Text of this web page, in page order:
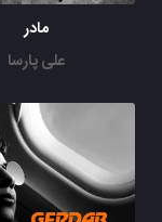
مادر
علی پارسا